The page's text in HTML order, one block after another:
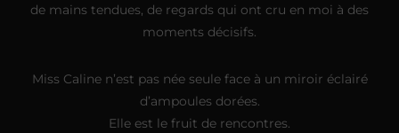
de mains tendues, de regards qui ont cru en moi à des
moments décisifs.
Miss Caline n’est pas née seule face à un miroir éclairé
d’ampoules dorées.
Elle est le fruit de rencontres.